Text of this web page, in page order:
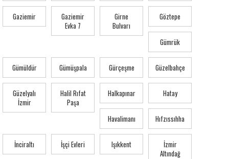
Gaziemir
Gaziemir
Evka 7
Girne
Bulvarı
Göztepe
Gümrük
Gümüldür Gümüşpala Gürçeşme Güzelbahçe
Güzelyalı
İzmir
Halil Rıfat
Paşa
Halkapınar Hatay
Havalimanı Hıfzıssıhha
İnciraltı İşçi Evleri Işıkkent
İzmir
Altındağ